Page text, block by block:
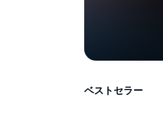
ベストセラー